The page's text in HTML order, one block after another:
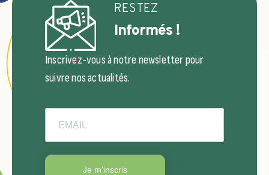
RESTEZ
Informés !
Inscrivez-vous à notre newsletter pour
suivre nos actualités.
Je m'inscris